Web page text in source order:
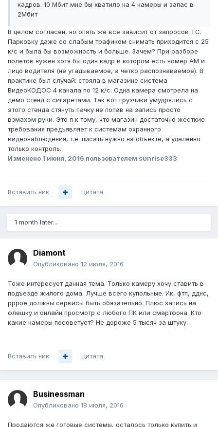
кадров. 10 Мбит мне бы хватило на 4 камеры и запас в
2Мбит
В целом согласен, но опять же всё зависит от запросов ТС.
Парковку даже со слабым трафиком снимать приходится с 25
к/с и была бы возможность и больше. Зачем? При разборе
полетов нужен хотя бы один кадр в котором есть номер АМ и
лицо водителя (не угадываемое, а четко распознаваемое). В
практике был случай: стояла в магазине система
ВидеоКОДОС 4 канала по 12 к/с. Одна камера смотрела на
демо стенд с сигаретами. Так вот грузчики умудрялись с
этого стенда стянуть пачку не попав на запись просто
взмахом руки. Это я к тому, что магазин достаточно жесткие
требования предъявляет к системам охранного
видеонаблюдения, т.е. писать нужно на объекте, а удалённо
только контроль.
Изменено 1 июня, 2016 пользователем sunrise333
Вставить ник Цитата
1 month later...
Diamont
Опубликовано 12 июля, 2016
Тоже интересует данная тема. Только камеру хочу ставить в
подъезде жилого дома. Лучше всего купольные. Ик, фтп, дднс,
рррое должны сервисы быть обязательно. Плюс запись на
флешку и онлайн просмотр с любого ПК или смартфона. Кто
какие камеры посоветует? Не дороже 5 тысяч за штуку.
Вставить ник Цитата
Businessman
Опубликовано 18 июля, 2016
Продаются же готовые системы, осталось только купить и